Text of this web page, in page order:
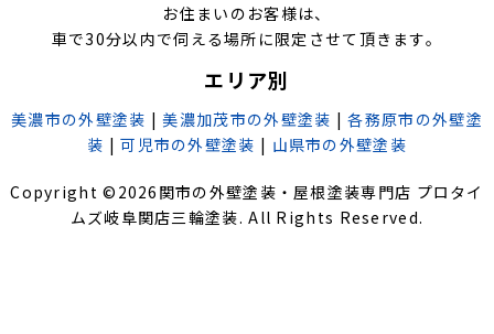
お住まいのお客様は、
車で30分以内で伺える場所に限定させて頂きます。
エリア別
美濃市の外壁塗装 |美濃加茂市の外壁塗装 |各務原市の外壁塗
装 |可児市の外壁塗装 | 山県市の外壁塗装
Copyright © 2026 関市の外壁塗装・屋根塗装専門店 プロタイ
ムズ岐阜関店三輪塗装. All Rights Reserved.